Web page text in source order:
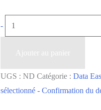
-
Ajouter au panier
UGS :ND Catégorie :Data
sélectionné - Confirmation du